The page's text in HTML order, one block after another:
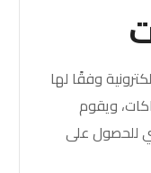
وفقًا لها
ويقوم
للحصول على